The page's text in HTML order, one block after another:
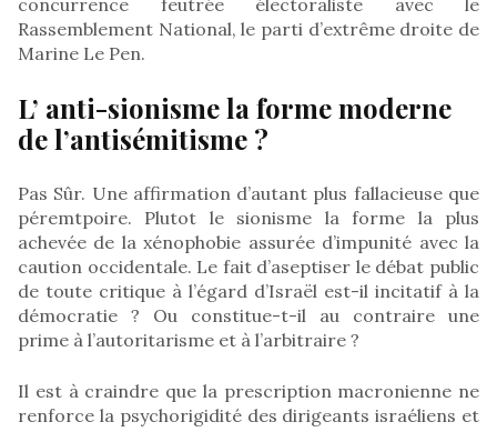
Rassemblement National, le parti d’extrême droite de
Marine Le Pen.
L’ anti-sionisme la forme moderne
de l’antisémitisme ?
Pas Sûr. Une affirmation d’autant plus fallacieuse que
péremtpoire. Plutot le sionisme la forme la plus
achevée de la xénophobie assurée d’impunité avec la
caution occidentale. Le fait d’aseptiser le débat public
de toute critique à l’égard d’Israël est-il incitatif à la
démocratie ? Ou constitue-t-il au contraire une
prime à l’autoritarisme et à l’arbitraire ?
Il est à craindre que la prescription macronienne ne
renforce la psychorigidité des dirigeants israéliens et